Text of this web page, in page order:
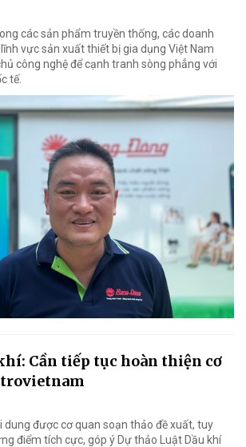
các sản phẩm truyền thống, các doanh
vực sản xuất thiết bị gia dụng Việt Nam
công nghệ để cạnh tranh sòng phẳng với
tế.
Cần tiếp tục hoàn thiện cơ
dung được cơ quan soạn thảo đề xuất, tuy
điểm tích cực, góp ý Dự thảo Luật Dầu khí